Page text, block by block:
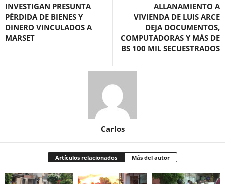
INVESTIGAN PRESUNTA
PÉRDIDA DE BIENES Y
DINERO VINCULADOS A
MARSET
ALLANAMIENTO A
VIVIENDA DE LUIS ARCE
DEJA DOCUMENTOS,
COMPUTADORAS Y MÁS DE
BS 100 MIL SECUESTRADOS
Carlos
Artículos relacionados Más del autor